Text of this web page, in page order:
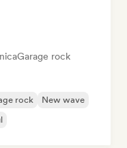
Garage rock
rock
New wave